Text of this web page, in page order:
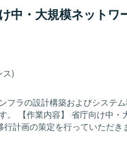
理では、セキュリティ向上を目
バイス管理では、セキュリティ
っていただきます。アプリ管
リ保護ポリシーの運用支援を
観点からEntra IDおよびIntune
求めております。新しい技術
ならず自律的に作業を見つけて
不明点を放置せず、自ら調査し
がら業務を進められる方を求
中・大規模ネットワ
ス)
フラの設計構築およびシステ
ット
計画の策定を行っていただき